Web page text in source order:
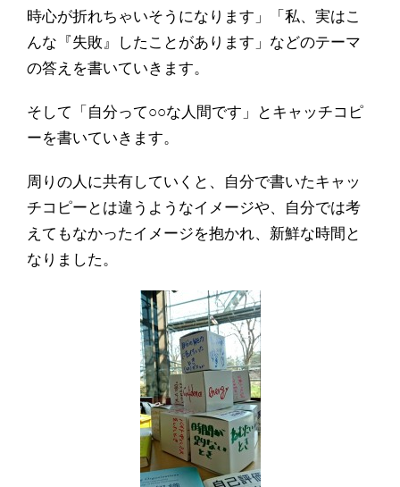
時心が折れちゃいそうになります」「私、実はこ
んな『失敗』したことがあります」などのテーマ
の答えを書いていきます。
そして「自分って○○な人間です」とキャッチコピ
ーを書いていきます。
周りの人に共有していくと、自分で書いたキャッ
チコピーとは違うようなイメージや、自分では考
えてもなかったイメージを抱かれ、新鮮な時間と
なりました。